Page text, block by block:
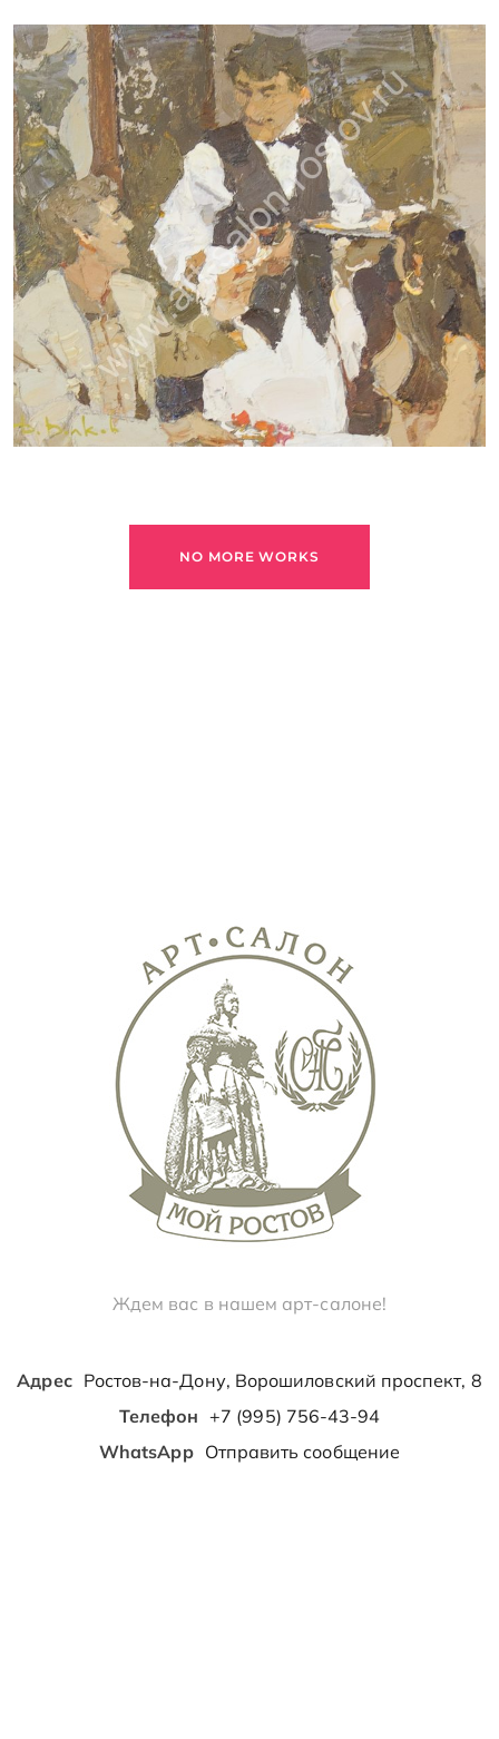
ВОЛКОВ ДАНИИЛ
NO MORE WORKS
Ждем вас в нашем арт-салоне!
Адрес Ростов-на-Дону, Ворошиловский проспект, 8
Телефон +7 (995) 756-43-94
WhatsApp Отправить сообщение